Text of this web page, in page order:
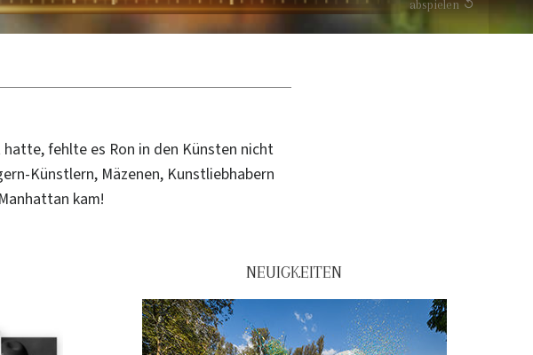
abspielen
fehlte es Ron in den Künsten nicht
Künstlern, Mäzenen, Kunstliebhabern
kam!
NEUIGKEITEN